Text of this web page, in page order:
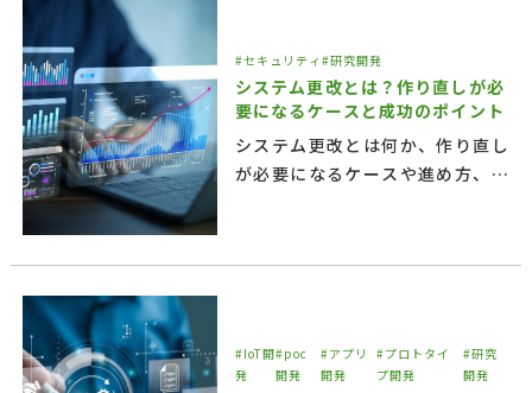
#セキュリティ #研究開発
システム更改とは？作り直しが必
要になるケースと成功のポイント
システム更改とは何か、作り直し
が必要になるケースや進め方、費
#IoT開
発
#poc
開発
#アプリ
開発
#プロトタイ
プ開発
#研究
開発